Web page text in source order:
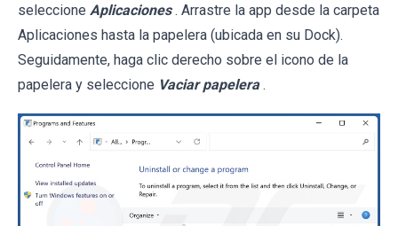
seleccione Aplicaciones . Arrastre la app desde la carpeta
Aplicaciones hasta la papelera (ubicada en su Dock).
Seguidamente, haga clic derecho sobre el icono de la
papelera y seleccione Vaciar papelera .